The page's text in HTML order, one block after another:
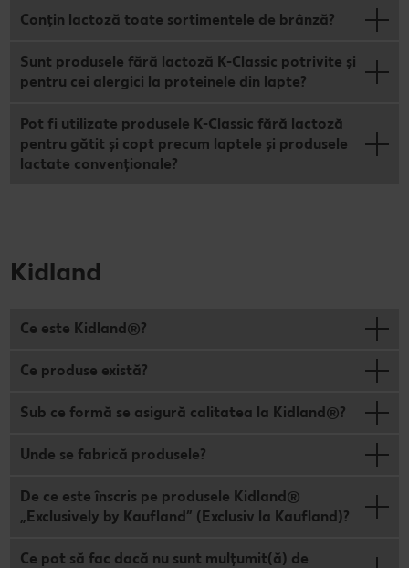
Conţin lactoză toate sortimentele de brânză?
Sunt produsele fără lactoză K-Classic potrivite şi
pentru cei alergici la proteinele din lapte?
Pot fi utilizate produsele K-Classic fără lactoză
pentru gătit şi copt precum laptele şi produsele
lactate convenţionale?
Kidland
Ce este Kidland®?
Ce produse există?
Sub ce formă se asigură calitatea la Kidland®?
Unde se fabrică produsele?
De ce este înscris pe produsele Kidland®
„Exclusively by Kaufland” (Exclusiv la Kaufland)?
Ce pot să fac dacă nu sunt mulțumit(ă) de